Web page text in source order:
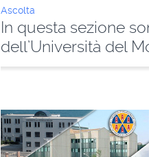
Ascolta
In questa sezione
dell’Università del